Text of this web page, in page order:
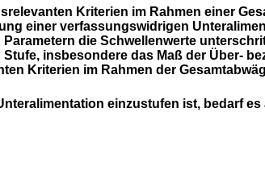
Kriterien im Rahmen einer
einer verfassungswidrigen
die Schwellenwerte
insbesondere das Maß der Über-
Kriterien im Rahmen der
einzustufen ist, bedarf es